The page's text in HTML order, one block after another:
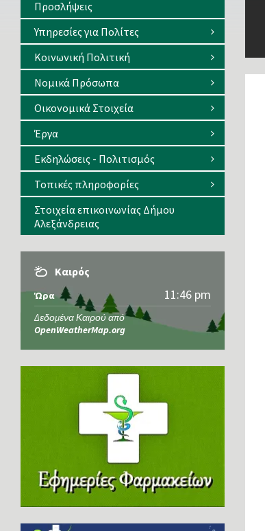
Προσλήψεις
Υπηρεσίες για Πολίτες
Κοινωνική Πολιτική
Νομικά Πρόσωπα
Οικονομικά Στοιχεία
Έργα
Εκδηλώσεις - Πολιτισμός
Τοπικές πληροφορίες
Στοιχεία επικοινωνίας Δήμου
Αλεξάνδρειας
Καιρός
Ώρα 11:46 pm
Δεδομένα Καιρού από
OpenWeatherMap.org